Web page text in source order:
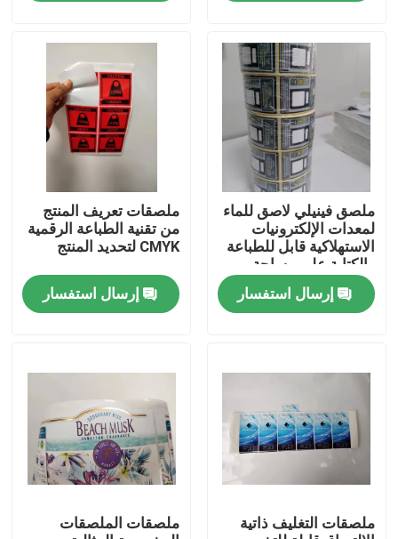
إتصال
المنتجات
ملصقات ملصقات لاصقة
ملصقات ملصقات التعبئة والتغليف
ملصقات الطعام اللاصق
تسميات زجاجة المشروبات
تسميات مستحضرات التجميل للماء
ملصق فينيلي لاصق للماء
لمعدات الإلكترونيات
الاستهلاكية قابل للطباعة
والكتابة على مساحة
فارغة
إرسال استفسار
ملصقات تعريف المنتج
من تقنية الطباعة الرقمية
CMYK لتحديد المنتج
إرسال استفسار
ملصقات التغليف ذاتية
ملصقات الملصقات